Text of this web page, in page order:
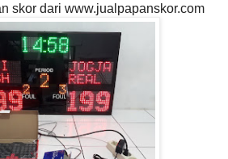
skor dari www.jualpapanskor.com